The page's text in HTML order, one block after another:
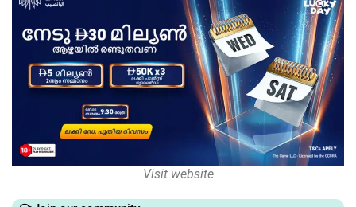
Visit website